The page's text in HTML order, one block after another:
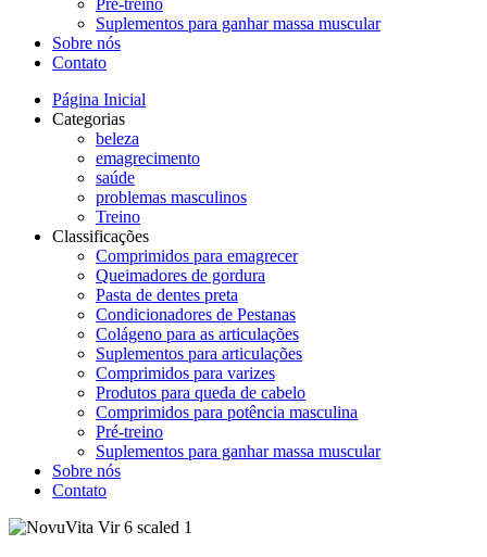
Pré-treino
Suplementos para ganhar massa muscular
Sobre nós
Contato
Página Inicial
Categorias
beleza
emagrecimento
saúde
problemas masculinos
Treino
Classificações
Comprimidos para emagrecer
Queimadores de gordura
Pasta de dentes preta
Condicionadores de Pestanas
Colágeno para as articulações
Suplementos para articulações
Comprimidos para varizes
Produtos para queda de cabelo
Comprimidos para potência masculina
Pré-treino
Suplementos para ganhar massa muscular
Sobre nós
Contato